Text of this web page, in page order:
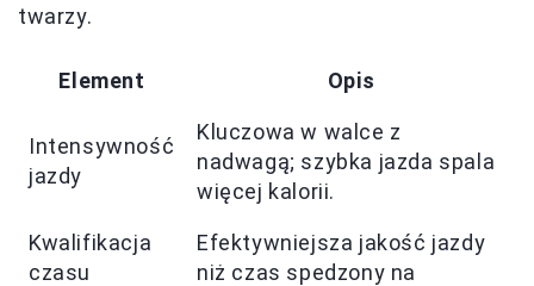
twarzy.
Element Opis
Intensywność
jazdy
Kluczowa w walce z
nadwagą; szybka jazda spala
więcej kalorii.
Kwalifikacja
czasu
Efektywniejsza jakość jazdy
niż czas spedzony na